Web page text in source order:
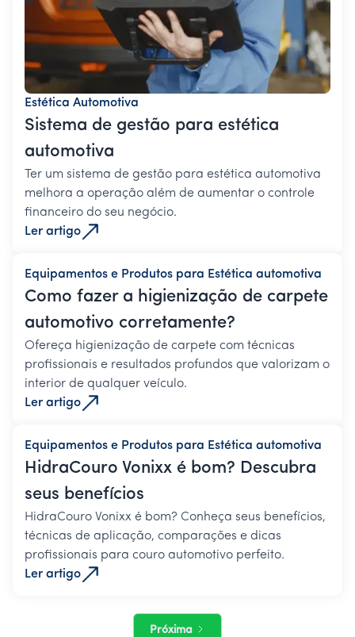
Estética Automotiva
Sistema de gestão para estética
automotiva
Ter um sistema de gestão para estética automotiva
melhora a operação além de aumentar o controle
financeiro do seu negócio.
Ler artigo
Equipamentos e Produtos para Estética automotiva
Como fazer a higienização de carpete
automotivo corretamente?
Ofereça higienização de carpete com técnicas
profissionais e resultados profundos que valorizam o
interior de qualquer veículo.
Ler artigo
Equipamentos e Produtos para Estética automotiva
HidraCouro Vonixx é bom? Descubra
seus benefícios
HidraCouro Vonixx é bom? Conheça seus benefícios,
técnicas de aplicação, comparações e dicas
profissionais para couro automotivo perfeito.
Ler artigo
Próxima